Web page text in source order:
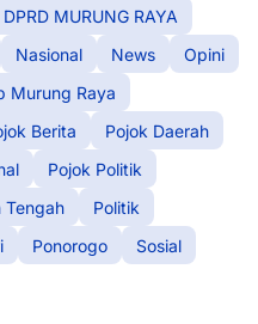
DPRD MURUNG RAYA
Nasional News
Opini
Murung Raya
Berita
Pojok Daerah
Pojok Politik
Tengah
Politik
Ponorogo
Sosial